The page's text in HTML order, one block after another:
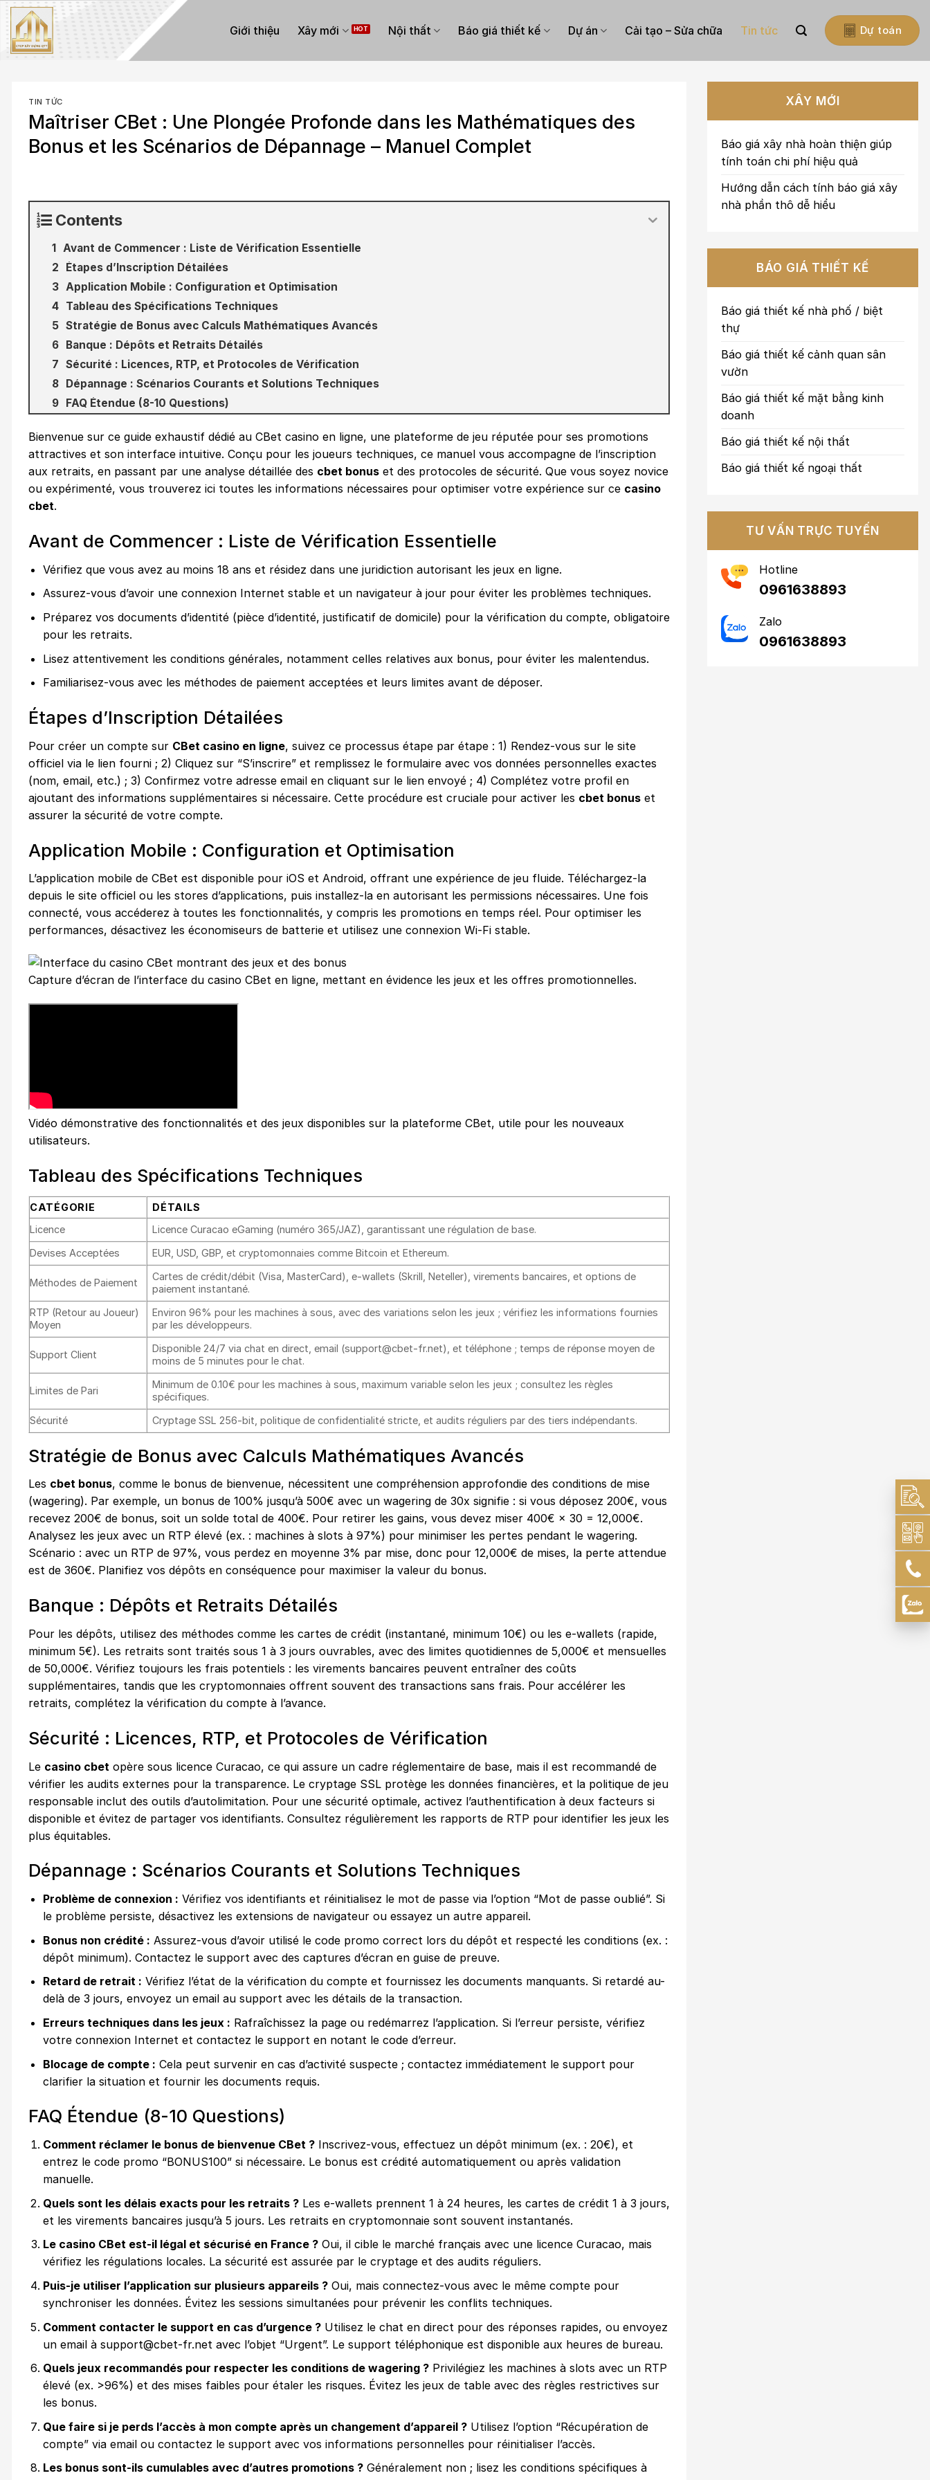
Skip
to
content
Giới thiệu Xây mới Nội thất Báo giá thiết kế Dự án Cải tạo – Sửa chữa Tin tức Dự toán
TIN TỨC
Maîtriser CBet : Une Plongée Profonde dans les Mathématiques des
Bonus et les Scénarios de Dépannage – Manuel Complet
Contents
Avant de Commencer : Liste de Vérification Essentielle
Étapes d’Inscription Détailées
Application Mobile : Configuration et Optimisation
Tableau des Spécifications Techniques
Stratégie de Bonus avec Calculs Mathématiques Avancés
Banque : Dépôts et Retraits Détailés
Sécurité : Licences, RTP, et Protocoles de Vérification
Dépannage : Scénarios Courants et Solutions Techniques
FAQ Étendue (8-10 Questions)
Bienvenue sur ce guide exhaustif dédié au CBet casino en ligne, une plateforme de jeu réputée pour ses promotions
attractives et son interface intuitive. Conçu pour les joueurs techniques, ce manuel vous accompagne de l’inscription
aux retraits, en passant par une analyse détaillée des cbet bonus et des protocoles de sécurité. Que vous soyez novice
ou expérimenté, vous trouverez ici toutes les informations nécessaires pour optimiser votre expérience sur ce casino
cbet.
Avant de Commencer : Liste de Vérification Essentielle
Vérifiez que vous avez au moins 18 ans et résidez dans une juridiction autorisant les jeux en ligne.
Assurez-vous d’avoir une connexion Internet stable et un navigateur à jour pour éviter les problèmes techniques.
Préparez vos documents d’identité (pièce d’identité, justificatif de domicile) pour la vérification du compte, obligatoire
pour les retraits.
Lisez attentivement les conditions générales, notamment celles relatives aux bonus, pour éviter les malentendus.
Familiarisez-vous avec les méthodes de paiement acceptées et leurs limites avant de déposer.
Étapes d’Inscription Détailées
Pour créer un compte sur CBet casino en ligne, suivez ce processus étape par étape : 1) Rendez-vous sur le site
officiel via le lien fourni ; 2) Cliquez sur “S’inscrire” et remplissez le formulaire avec vos données personnelles exactes
(nom, email, etc.) ; 3) Confirmez votre adresse email en cliquant sur le lien envoyé ; 4) Complétez votre profil en
ajoutant des informations supplémentaires si nécessaire. Cette procédure est cruciale pour activer les cbet bonus et
assurer la sécurité de votre compte.
Application Mobile : Configuration et Optimisation
L’application mobile de CBet est disponible pour iOS et Android, offrant une expérience de jeu fluide. Téléchargez-la
depuis le site officiel ou les stores d’applications, puis installez-la en autorisant les permissions nécessaires. Une fois
connecté, vous accéderez à toutes les fonctionnalités, y compris les promotions en temps réel. Pour optimiser les
performances, désactivez les économiseurs de batterie et utilisez une connexion Wi-Fi stable.
Capture d’écran de l’interface du casino CBet en ligne, mettant en évidence les jeux et les offres promotionnelles.
Vidéo démonstrative des fonctionnalités et des jeux disponibles sur la plateforme CBet, utile pour les nouveaux
utilisateurs.
Tableau des Spécifications Techniques
CATÉGORIE
DÉTAILS
Licence
Licence Curacao eGaming (numéro 365/JAZ), garantissant une régulation de base.
Devises Acceptées
EUR, USD, GBP, et cryptomonnaies comme Bitcoin et Ethereum.
Méthodes de Paiement
Cartes de crédit/débit (Visa, MasterCard), e-wallets (Skrill, Neteller), virements bancaires, et options de
paiement instantané.
RTP (Retour au Joueur)
Moyen
Environ 96% pour les machines à sous, avec des variations selon les jeux ; vérifiez les informations fournies
par les développeurs.
Support Client
Disponible 24/7 via chat en direct, email (support@cbet-fr.net), et téléphone ; temps de réponse moyen de
moins de 5 minutes pour le chat.
Limites de Pari
Minimum de 0.10€ pour les machines à sous, maximum variable selon les jeux ; consultez les règles
spécifiques.
Sécurité
Cryptage SSL 256-bit, politique de confidentialité stricte, et audits réguliers par des tiers indépendants.
Stratégie de Bonus avec Calculs Mathématiques Avancés
Les cbet bonus, comme le bonus de bienvenue, nécessitent une compréhension approfondie des conditions de mise
(wagering). Par exemple, un bonus de 100% jusqu’à 500€ avec un wagering de 30x signifie : si vous déposez 200€, vous
recevez 200€ de bonus, soit un solde total de 400€. Pour retirer les gains, vous devez miser 400€ × 30 = 12,000€.
Analysez les jeux avec un RTP élevé (ex. : machines à slots à 97%) pour minimiser les pertes pendant le wagering.
Scénario : avec un RTP de 97%, vous perdez en moyenne 3% par mise, donc pour 12,000€ de mises, la perte attendue
est de 360€. Planifiez vos dépôts en conséquence pour maximiser la valeur du bonus.
Banque : Dépôts et Retraits Détailés
Pour les dépôts, utilisez des méthodes comme les cartes de crédit (instantané, minimum 10€) ou les e-wallets (rapide,
minimum 5€). Les retraits sont traités sous 1 à 3 jours ouvrables, avec des limites quotidiennes de 5,000€ et mensuelles
de 50,000€. Vérifiez toujours les frais potentiels : les virements bancaires peuvent entraîner des coûts
supplémentaires, tandis que les cryptomonnaies offrent souvent des transactions sans frais. Pour accélérer les
retraits, complétez la vérification du compte à l’avance.
Sécurité : Licences, RTP, et Protocoles de Vérification
Le casino cbet opère sous licence Curacao, ce qui assure un cadre réglementaire de base, mais il est recommandé de
vérifier les audits externes pour la transparence. Le cryptage SSL protège les données financières, et la politique de jeu
responsable inclut des outils d’autolimitation. Pour une sécurité optimale, activez l’authentification à deux facteurs si
disponible et évitez de partager vos identifiants. Consultez régulièrement les rapports de RTP pour identifier les jeux les
plus équitables.
Dépannage : Scénarios Courants et Solutions Techniques
Problème de connexion : Vérifiez vos identifiants et réinitialisez le mot de passe via l’option “Mot de passe oublié”. Si
le problème persiste, désactivez les extensions de navigateur ou essayez un autre appareil.
Bonus non crédité : Assurez-vous d’avoir utilisé le code promo correct lors du dépôt et respecté les conditions (ex. :
dépôt minimum). Contactez le support avec des captures d’écran en guise de preuve.
Retard de retrait : Vérifiez l’état de la vérification du compte et fournissez les documents manquants. Si retardé au-
delà de 3 jours, envoyez un email au support avec les détails de la transaction.
Erreurs techniques dans les jeux : Rafraîchissez la page ou redémarrez l’application. Si l’erreur persiste, vérifiez
votre connexion Internet et contactez le support en notant le code d’erreur.
Blocage de compte : Cela peut survenir en cas d’activité suspecte ; contactez immédiatement le support pour
clarifier la situation et fournir les documents requis.
FAQ Étendue (8-10 Questions)
Comment réclamer le bonus de bienvenue CBet ?Inscrivez-vous, effectuez un dépôt minimum (ex. : 20€), et
entrez le code promo “BONUS100” si nécessaire. Le bonus est crédité automatiquement ou après validation
manuelle.
Quels sont les délais exacts pour les retraits ?Les e-wallets prennent 1 à 24 heures, les cartes de crédit 1 à 3 jours,
et les virements bancaires jusqu’à 5 jours. Les retraits en cryptomonnaie sont souvent instantanés.
Le casino CBet est-il légal et sécurisé en France ?Oui, il cible le marché français avec une licence Curacao, mais
vérifiez les régulations locales. La sécurité est assurée par le cryptage et des audits réguliers.
Puis-je utiliser l’application sur plusieurs appareils ?Oui, mais connectez-vous avec le même compte pour
synchroniser les données. Évitez les sessions simultanées pour prévenir les conflits techniques.
Comment contacter le support en cas d’urgence ?Utilisez le chat en direct pour des réponses rapides, ou envoyez
un email à support@cbet-fr.net avec l’objet “Urgent”. Le support téléphonique est disponible aux heures de bureau.
Quels jeux recommandés pour respecter les conditions de wagering ?Privilégiez les machines à slots avec un RTP
élevé (ex. >96%) et des mises faibles pour étaler les risques. Évitez les jeux de table avec des règles restrictives sur
les bonus.
Que faire si je perds l’accès à mon compte après un changement d’appareil ?Utilisez l’option “Récupération de
compte” via email ou contactez le support avec vos informations personnelles pour réinitialiser l’accès.
Les bonus sont-ils cumulables avec d’autres promotions ?Généralement non ; lisez les conditions spécifiques à
XÂY MỚI
Báo giá xây nhà hoàn thiện giúp
tính toán chi phí hiệu quả
Hướng dẫn cách tính báo giá xây
nhà phần thô dễ hiểu
BÁO GIÁ THIẾT KẾ
Báo giá thiết kế nhà phố / biệt
thự
Báo giá thiết kế cảnh quan sân
vườn
Báo giá thiết kế mặt bằng kinh
doanh
Báo giá thiết kế nội thất
Báo giá thiết kế ngoại thất
TƯ VẤN TRỰC TUYẾN
Hotline
0961638893
Zalo
0961638893